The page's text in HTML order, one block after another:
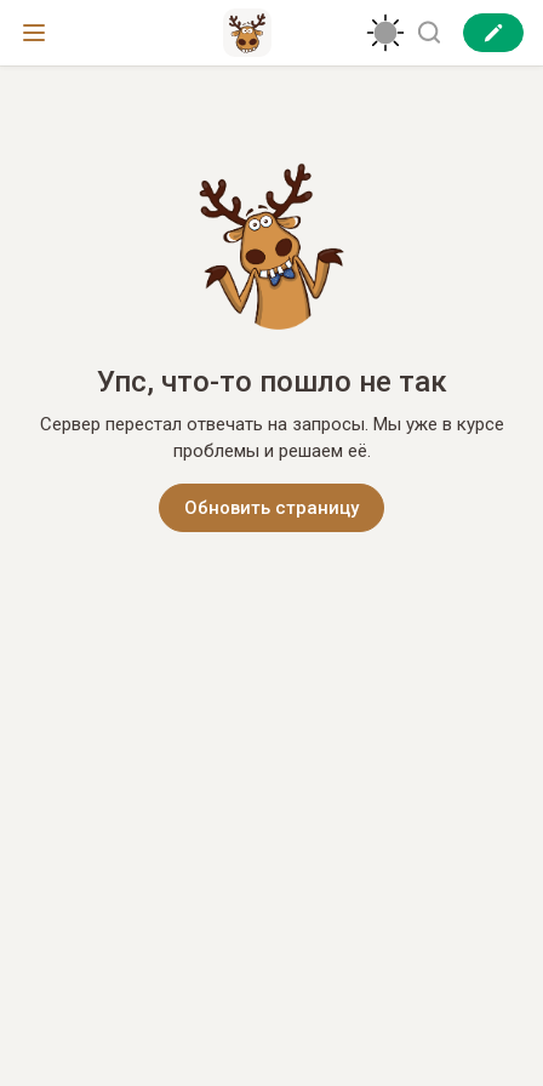
Упс, что-то пошло не так
Сервер перестал отвечать на запросы. Мы уже в курсе
проблемы и решаем её.
Обновить страницу